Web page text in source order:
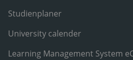
Studienplaner
University calender
Learning Management System